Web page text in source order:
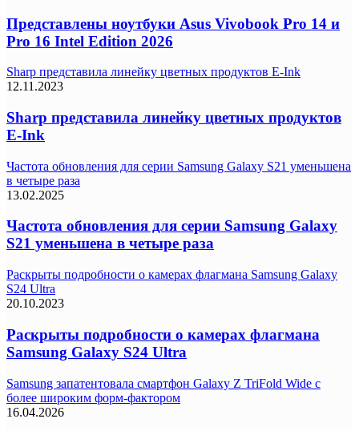
Представлены ноутбуки Asus Vivobook Pro 14 и
Pro 16 Intel Edition 2026
Sharp представила линейку цветных продуктов E-Ink
12.11.2023
Sharp представила линейку цветных продуктов
E-Ink
Частота обновления для серии Samsung Galaxy S21 уменьшена
в четыре раза
13.02.2025
Частота обновления для серии Samsung Galaxy
S21 уменьшена в четыре раза
Раскрыты подробности о камерах флагмана Samsung Galaxy
S24 Ultra
20.10.2023
Раскрыты подробности о камерах флагмана
Samsung Galaxy S24 Ultra
Samsung запатентовала смартфон Galaxy Z TriFold Wide с
более широким форм-фактором
16.04.2026